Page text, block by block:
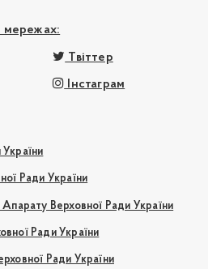
мережах:
Твіттер
Інстаграм
Ради України
Апарату Верховної Ради України
Ради України
Ради України